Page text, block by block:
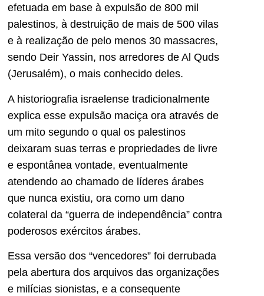
efetuada em base à expulsão de 800 mil
palestinos, à destruição de mais de 500 vilas
e à realização de pelo menos 30 massacres,
sendo Deir Yassin, nos arredores de Al Quds
(Jerusalém), o mais conhecido deles.
A historiografia israelense tradicionalmente
explica esse expulsão maciça ora através de
um mito segundo o qual os palestinos
deixaram suas terras e propriedades de livre
e espontânea vontade, eventualmente
atendendo ao chamado de líderes árabes
que nunca existiu, ora como um dano
colateral da “guerra de independência” contra
poderosos exércitos árabes.
Essa versão dos “vencedores” foi derrubada
pela abertura dos arquivos das organizações
e milícias sionistas, e a consequente